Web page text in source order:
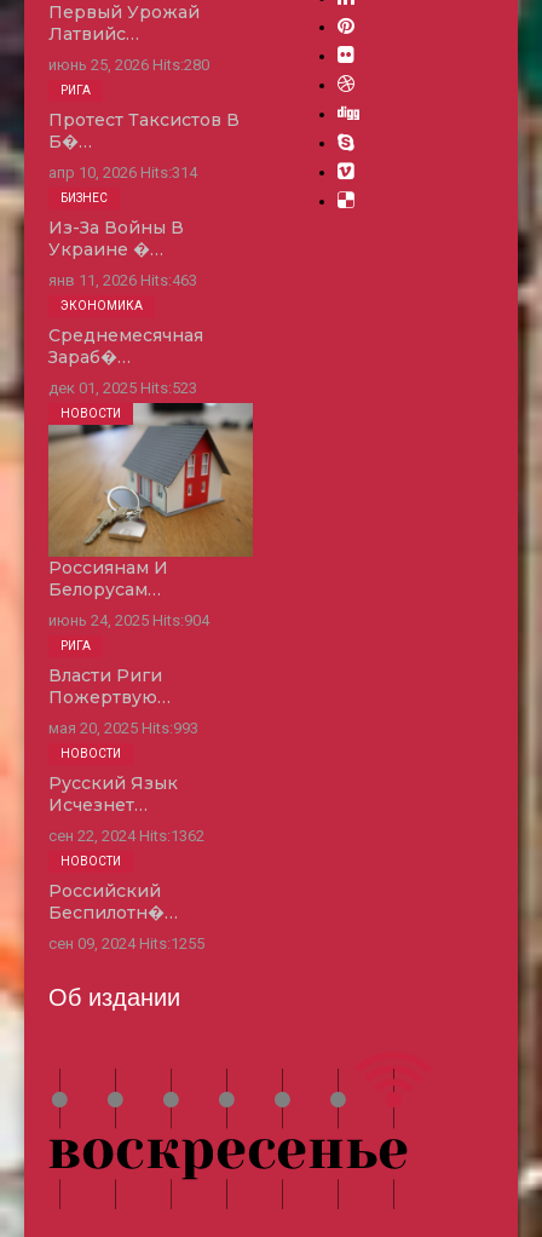
Первый Урожай
Латвийс…
июнь 25, 2026 Hits:280
Протест Таксистов В
Б�…
апр 10, 2026 Hits:314
РИГА
Из-За Войны В
Украине �…
янв 11, 2026 Hits:463
БИЗНЕС
Среднемесячная
Зараб�…
дек 01, 2025 Hits:523
ЭКОНОМИКА
Россиянам И
Белорусам…
июнь 24, 2025 Hits:904
НОВОСТИ
Власти Риги
Пожертвую…
мая 20, 2025 Hits:993
РИГА
Русский Язык
Исчезнет…
сен 22, 2024 Hits:1362
НОВОСТИ
Российский
Беспилотн�…
сен 09, 2024 Hits:1255
НОВОСТИ
Об издании